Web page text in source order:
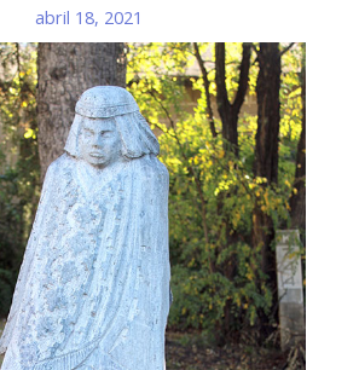
abril 18, 2021